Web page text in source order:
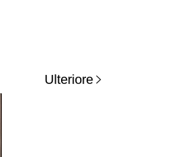
Ulteriore